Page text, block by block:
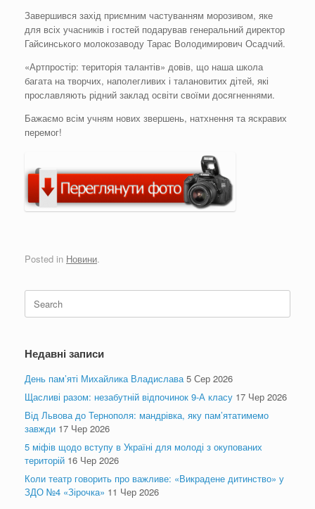
Завершився захід приємним частуванням морозивом, яке
для всіх учасників і гостей подарував генеральний директор
Гайсинського молокозаводу Тарас Володимирович Осадчий.
«Артпростір: територія талантів» довів, що наша школа
багата на творчих, наполегливих і талановитих дітей, які
прославляють рідний заклад освіти своїми досягненнями.
Бажаємо всім учням нових звершень, натхнення та яскравих
перемог!
Posted in Новини.
Search
for:
Недавні записи
День пам’яті Михайлика Владислава 5 Сер 2026
Щасливі разом: незабутній відпочинок 9-А класу 17 Чер 2026
Від Львова до Тернополя: мандрівка, яку пам’ятатимемо
завжди 17 Чер 2026
5 міфів щодо вступу в Україні для молоді з окупованих
територій 16 Чер 2026
Коли театр говорить про важливе: «Викрадене дитинство» у
ЗДО №4 «Зірочка» 11 Чер 2026